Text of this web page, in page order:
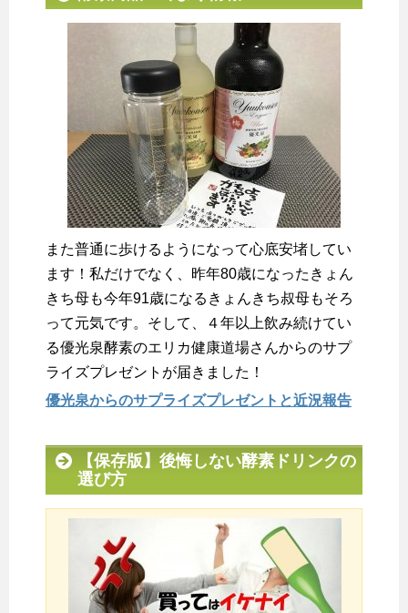
また普通に歩けるようになって心底安堵してい
ます！私だけでなく、昨年80歳になったきょん
きち母も今年91歳になるきょんきち叔母もそろ
って元気です。そして、４年以上飲み続けてい
る優光泉酵素のエリカ健康道場さんからのサプ
ライズプレゼントが届きました！
優光泉からのサプライズプレゼントと近況報告
【保存版】後悔しない酵素ドリンクの
選び方